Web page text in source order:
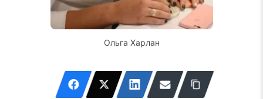
Ольга Харлан